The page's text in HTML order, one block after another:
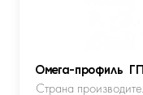
Омега-профиль
Страна